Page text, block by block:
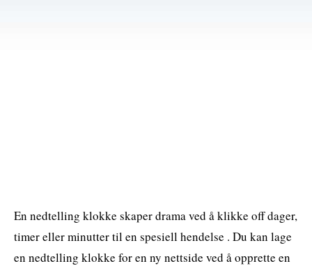
En nedtelling klokke skaper drama ved å klikke off dager,
timer eller minutter til en spesiell hendelse . Du kan lage
en nedtelling klokke for en ny nettside ved å opprette en